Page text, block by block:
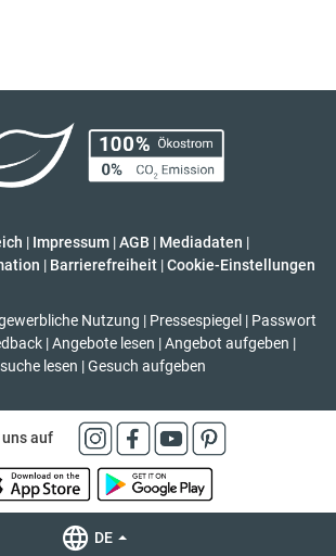
| Impressum |AGB | Mediadaten |
| Barrierefreiheit | Cookie-Einstellungen
Nutzung | Pressespiegel | Passwort
| Angebote lesen | Angebot aufgeben |
lesen | Gesuch aufgeben
auf
DE